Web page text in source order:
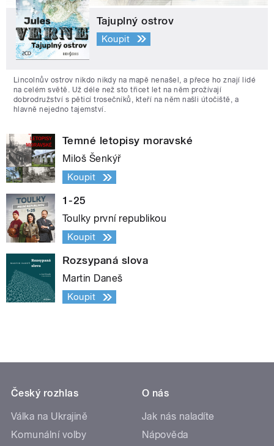
Tajuplný ostrov
Koupit
Lincolnův ostrov nikdo nikdy na mapě nenašel, a přece ho znají lidé
na celém světě. Už déle než sto třicet let na něm prožívají
dobrodružství s pěticí trosečníků, kteří na něm našli útočiště, a
hlavně nejedno tajemství.
Temné letopisy moravské
Miloš Šenkýř
Koupit
1-25
Toulky první republikou
Koupit
Rozsypaná slova
Martin Daneš
Koupit
Český rozhlas
Válka na Ukrajině
Komunální volby
O nás
Jak nás naladíte
Nápověda